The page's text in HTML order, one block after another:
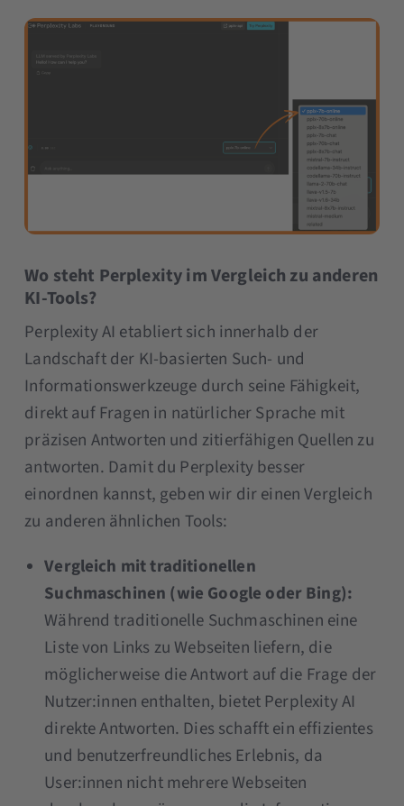
Wo steht Perplexity im Vergleich zu anderen
KI-Tools?
Perplexity AI etabliert sich innerhalb der
Landschaft der KI-basierten Such- und
Informationswerkzeuge durch seine Fähigkeit,
direkt auf Fragen in natürlicher Sprache mit
präzisen Antworten und zitierfähigen Quellen zu
antworten. Damit du Perplexity besser
einordnen kannst, geben wir dir einen Vergleich
zu anderen ähnlichen Tools:
Vergleich mit traditionellen
Suchmaschinen (wie Google oder Bing):
Während traditionelle Suchmaschinen eine
Liste von Links zu Webseiten liefern, die
möglicherweise die Antwort auf die Frage der
Nutzer:innen enthalten, bietet Perplexity AI
direkte Antworten. Dies schafft ein effizientes
und benutzerfreundliches Erlebnis, da
User:innen nicht mehrere Webseiten